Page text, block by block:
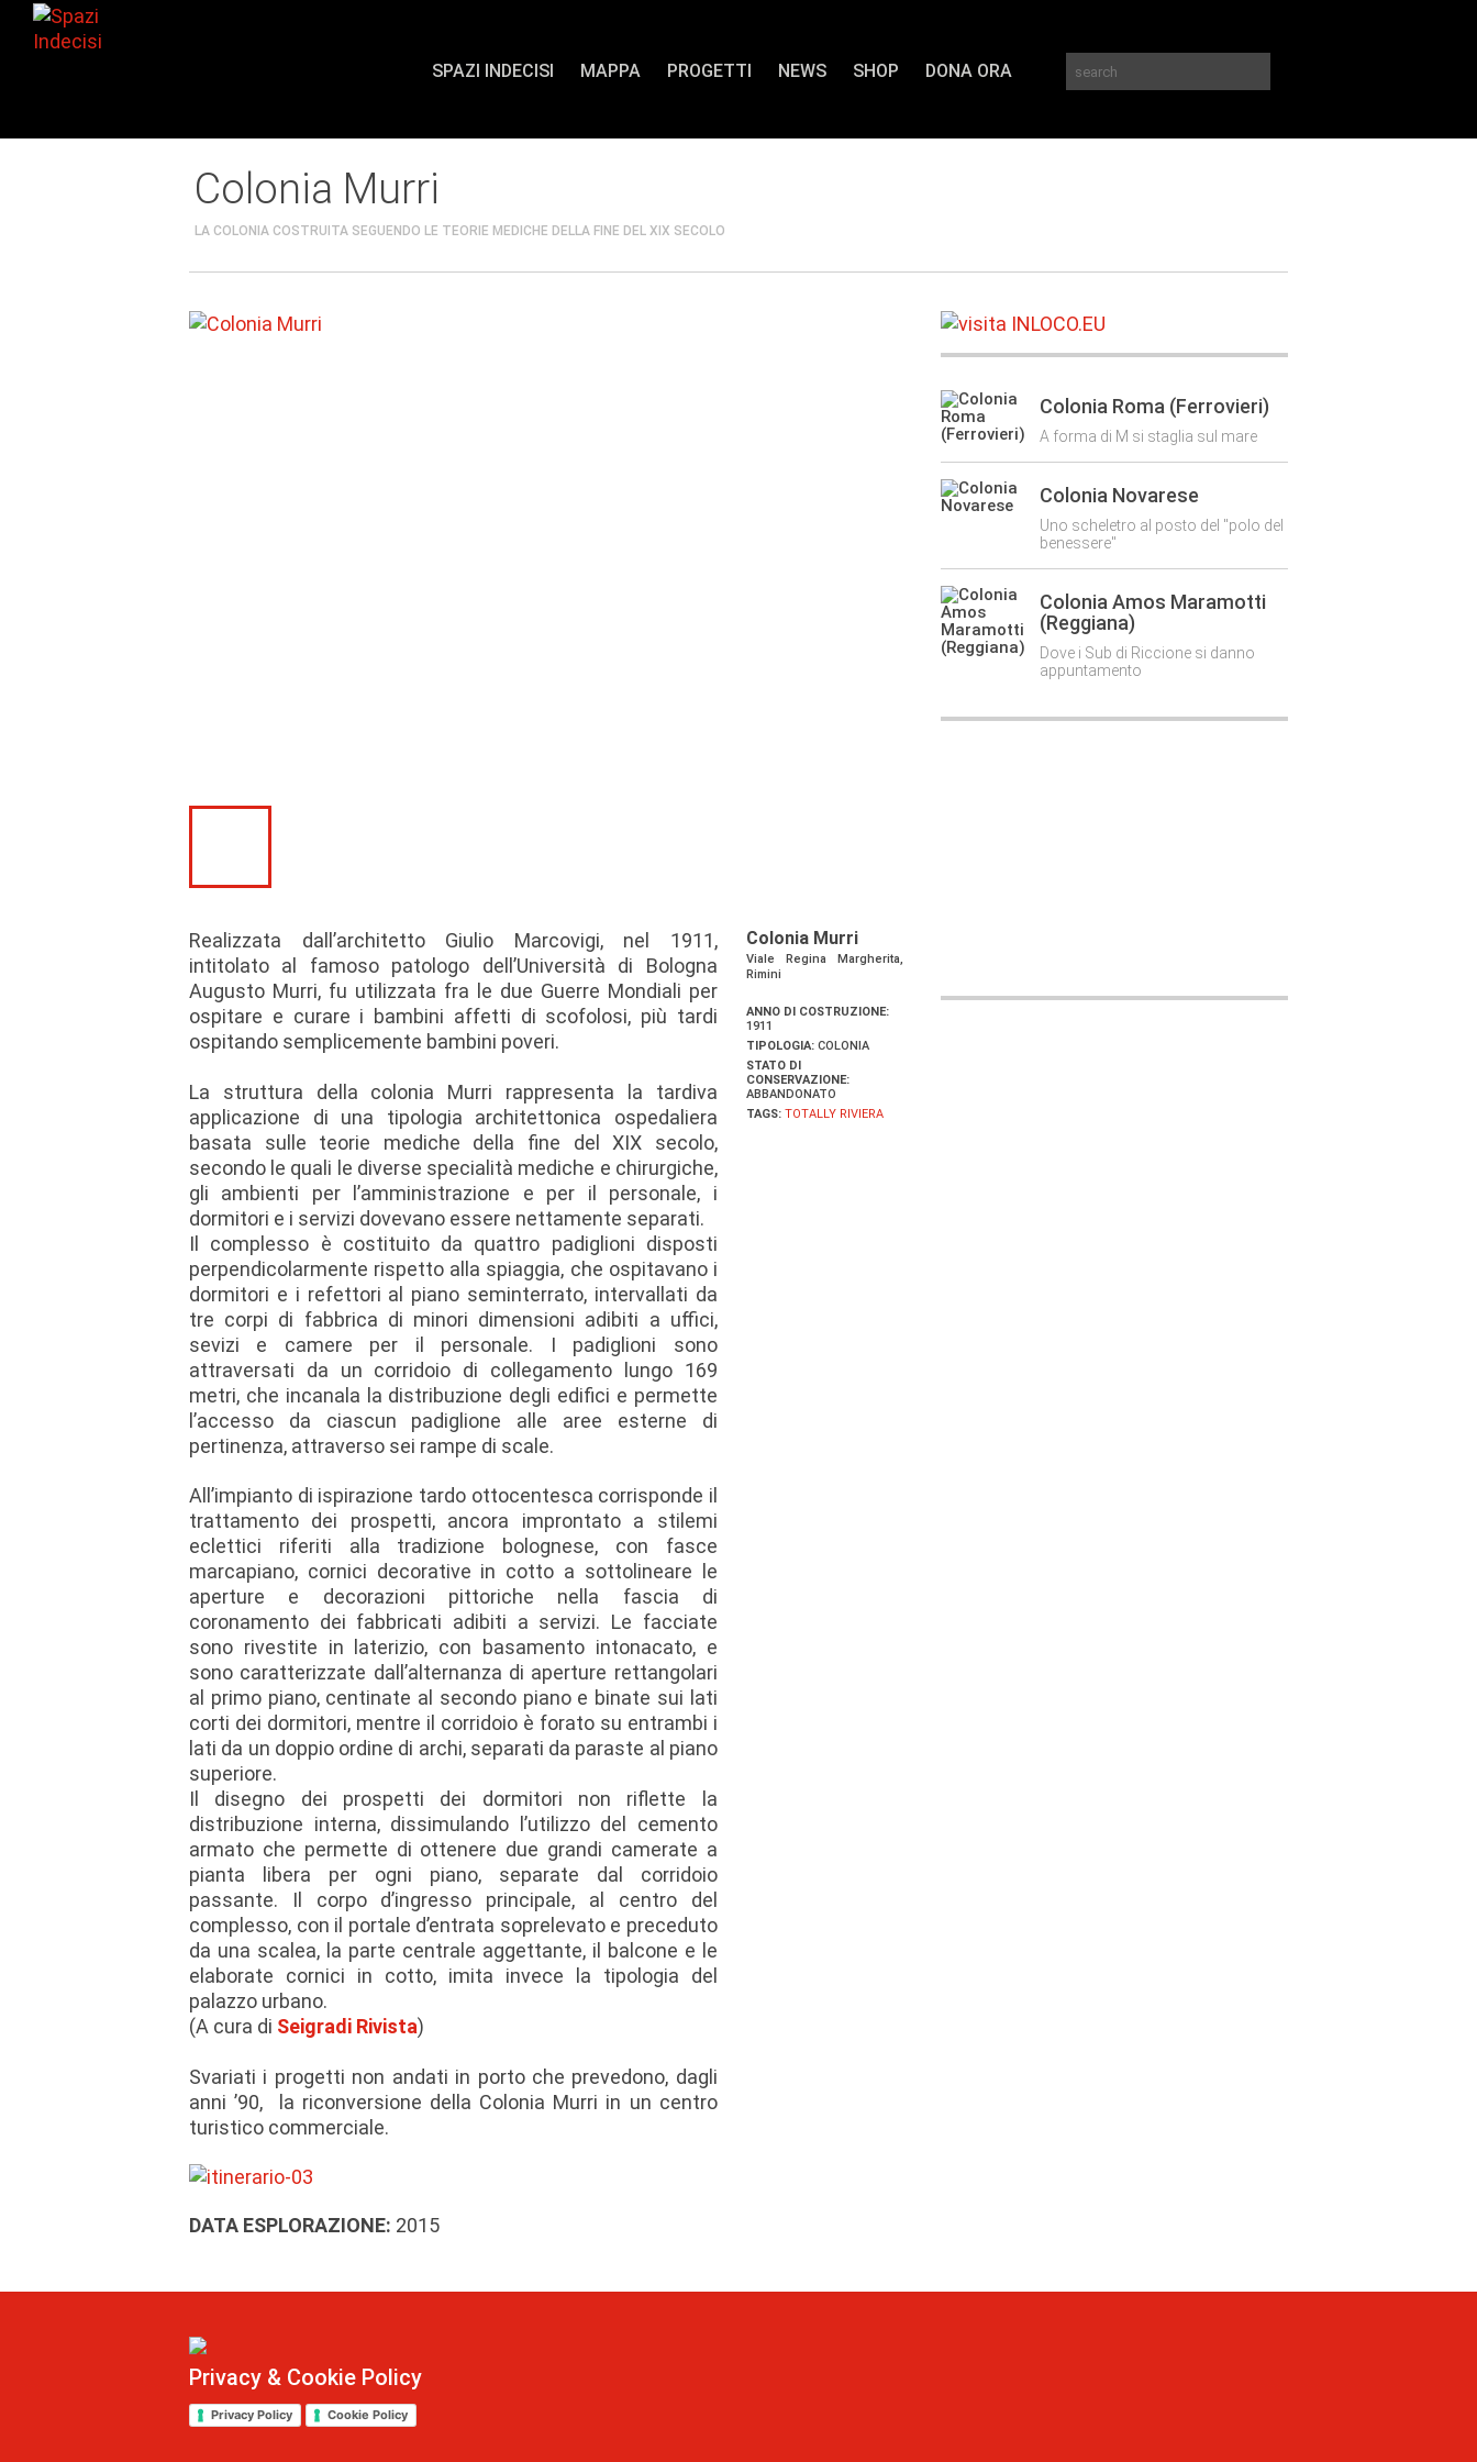
SPAZI INDECISI MAPPA PROGETTI NEWS SHOP DONA ORA
Colonia Murri
LA COLONIA COSTRUITA SEGUENDO LE TEORIE MEDICHE DELLA FINE DEL XIX SECOLO
Colonia Murri
Viale Regina Margherita,
Rimini
ANNO DI COSTRUZIONE:
1911
TIPOLOGIA:COLONIA
STATO DI
CONSERVAZIONE:
ABBANDONATO
TAGS: TOTALLY RIVIERA
Realizzata dall’architetto Giulio Marcovigi, nel 1911,
intitolato al famoso patologo dell’Università di Bologna
Augusto Murri, fu utilizzata fra le due Guerre Mondiali per
ospitare e curare i bambini affetti di scofolosi, più tardi
ospitando semplicemente bambini poveri.
La struttura della colonia Murri rappresenta la tardiva
applicazione di una tipologia architettonica ospedaliera
basata sulle teorie mediche della fine del XIX secolo,
secondo le quali le diverse specialità mediche e chirurgiche,
gli ambienti per l’amministrazione e per il personale, i
dormitori e i servizi dovevano essere nettamente separati.
Il complesso è costituito da quattro padiglioni disposti
perpendicolarmente rispetto alla spiaggia, che ospitavano i
dormitori e i refettori al piano seminterrato, intervallati da
tre corpi di fabbrica di minori dimensioni adibiti a uffici,
sevizi e camere per il personale. I padiglioni sono
attraversati da un corridoio di collegamento lungo 169
metri, che incanala la distribuzione degli edifici e permette
l’accesso da ciascun padiglione alle aree esterne di
pertinenza, attraverso sei rampe di scale.
All’impianto di ispirazione tardo ottocentesca corrisponde il
trattamento dei prospetti, ancora improntato a stilemi
eclettici riferiti alla tradizione bolognese, con fasce
marcapiano, cornici decorative in cotto a sottolineare le
aperture e decorazioni pittoriche nella fascia di
coronamento dei fabbricati adibiti a servizi. Le facciate
sono rivestite in laterizio, con basamento intonacato, e
sono caratterizzate dall’alternanza di aperture rettangolari
al primo piano, centinate al secondo piano e binate sui lati
corti dei dormitori, mentre il corridoio è forato su entrambi i
lati da un doppio ordine di archi, separati da paraste al piano
superiore.
Il disegno dei prospetti dei dormitori non riflette la
distribuzione interna, dissimulando l’utilizzo del cemento
armato che permette di ottenere due grandi camerate a
pianta libera per ogni piano, separate dal corridoio
passante. Il corpo d’ingresso principale, al centro del
complesso, con il portale d’entrata soprelevato e preceduto
da una scalea, la parte centrale aggettante, il balcone e le
elaborate cornici in cotto, imita invece la tipologia del
palazzo urbano.
(A cura di Seigradi Rivista)
Svariati i progetti non andati in porto che prevedono, dagli
anni ’90, la riconversione della Colonia Murri in un centro
turistico commerciale.
DATA ESPLORAZIONE: 2015
Colonia Roma (Ferrovieri)
A forma di M si staglia sul mare
Colonia Novarese
Uno scheletro al posto del "polo del
benessere"
Colonia Amos Maramotti
(Reggiana)
Dove i Sub di Riccione si danno
appuntamento
Privacy & Cookie Policy
Privacy Policy Cookie Policy